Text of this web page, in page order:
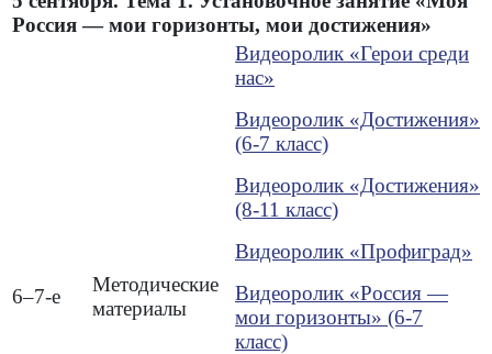
Россия — мои горизонты, мои достижения»
6–7-е
Методические
материалы
Видеоролик «Герои среди
нас»
Видеоролик «Достижения»
(6-7 класс)
Видеоролик «Достижения»
(8-11 класс)
Видеоролик «Профиград»
Видеоролик «Россия —
мои горизонты» (6-7
класс)